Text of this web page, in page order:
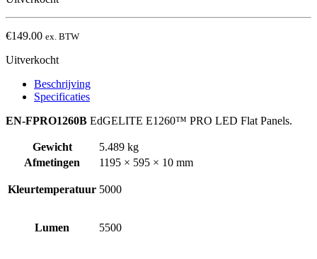
€149.00 ex. BTW
Uitverkocht
Beschrijving
Specificaties
EN-FPRO1260B EdGELITE E1260™ PRO LED Flat Panels.
Gewicht
5.489 kg
Afmetingen
1195 × 595 × 10 mm
Kleurtemperatuur 5000
Lumen 5500